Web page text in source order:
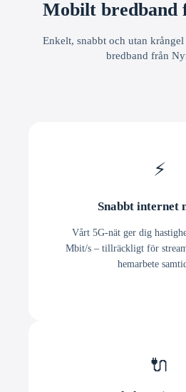
Mobilt bredband
Enkelt, snabbt och utan
bredband från
⚡
Snabbt internet
Vårt 5G-nät ger dig
Mbit/s – tillräckligt för
hemarbete
🔌